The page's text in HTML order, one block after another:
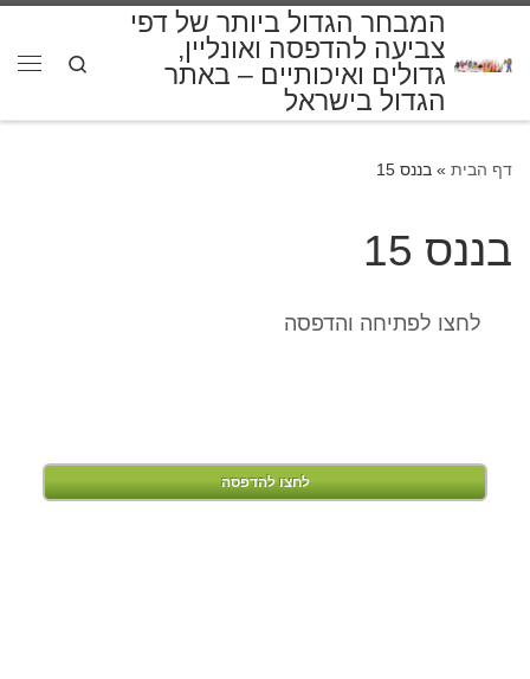
המבחר הגדול ביותר של דפי
צביעה להדפסה ואונליין,
גדולים ואיכותיים – באתר
הגדול בישראל
Search
דף הבית » בננס 15
בננס 15
לחצו לפתיחה והדפסה
לחצו להדפסה